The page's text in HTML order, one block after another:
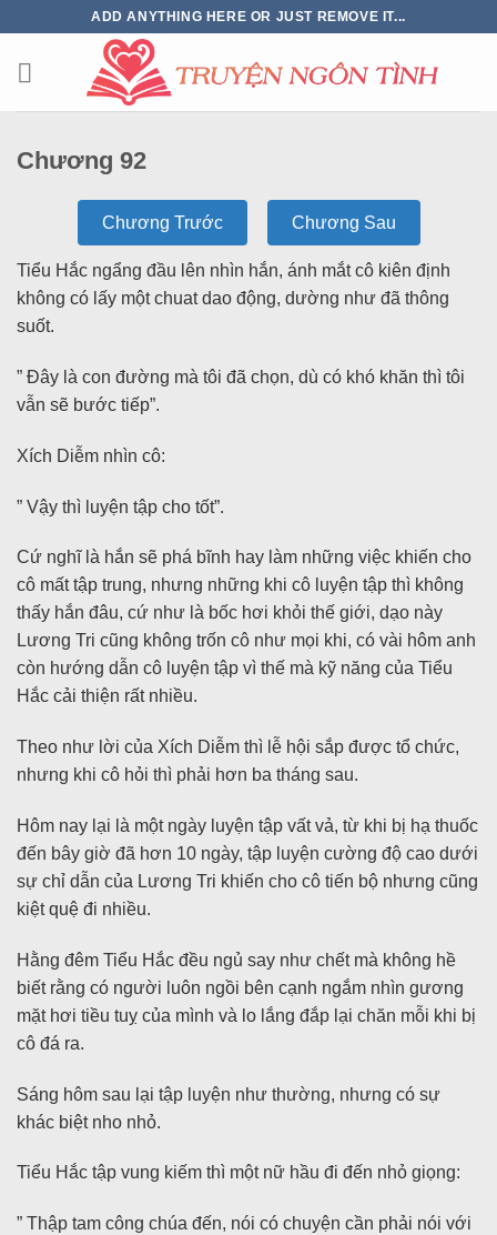
ADD ANYTHING HERE OR JUST REMOVE IT...
Chương 92
Chương Trước Chương Sau
Tiểu Hắc ngẩng đầu lên nhìn hắn, ánh mắt cô kiên định
không có lấy một chuat dao động, dường như đã thông
suốt.
” Đây là con đường mà tôi đã chọn, dù có khó khăn thì tôi
vẫn sẽ bước tiếp”.
Xích Diễm nhìn cô:
” Vậy thì luyện tập cho tốt”.
Cứ nghĩ là hắn sẽ phá bĩnh hay làm những việc khiến cho
cô mất tập trung, nhưng những khi cô luyện tập thì không
thấy hắn đâu, cứ như là bốc hơi khỏi thế giới, dạo này
Lương Tri cũng không trốn cô như mọi khi, có vài hôm anh
còn hướng dẫn cô luyện tập vì thế mà kỹ năng của Tiểu
Hắc cải thiện rất nhiều.
Theo như lời của Xích Diễm thì lễ hội sắp được tổ chức,
nhưng khi cô hỏi thì phải hơn ba tháng sau.
Hôm nay lại là một ngày luyện tập vất vả, từ khi bị hạ thuốc
đến bây giờ đã hơn 10 ngày, tập luyện cường độ cao dưới
sự chỉ dẫn của Lương Tri khiến cho cô tiến bộ nhưng cũng
kiệt quệ đi nhiều.
Hằng đêm Tiểu Hắc đều ngủ say như chết mà không hề
biết rằng có người luôn ngồi bên cạnh ngắm nhìn gương
mặt hơi tiều tuỵ của mình và lo lắng đắp lại chăn mỗi khi bị
cô đá ra.
Sáng hôm sau lại tập luyện như thường, nhưng có sự
khác biệt nho nhỏ.
Tiểu Hắc tập vung kiếm thì một nữ hầu đi đến nhỏ giọng:
” Thập tam công chúa đến, nói có chuyện cần phải nói với